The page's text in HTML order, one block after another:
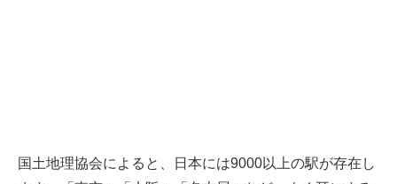
国土地理協会によると、日本には9000以上の駅が存在し